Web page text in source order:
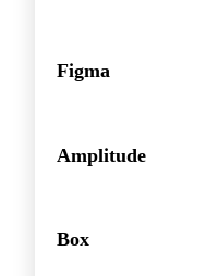
Figma
Amplitude
Box